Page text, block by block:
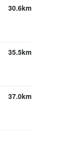
30.6km
35.5km
37.0km